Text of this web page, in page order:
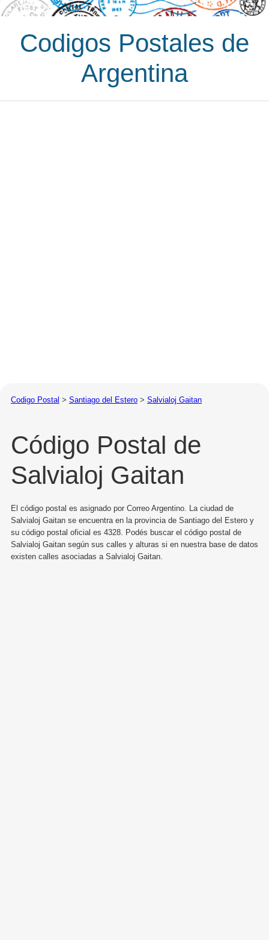
Codigos Postales de
Argentina
Codigo Postal > Santiago del Estero > Salvialoj Gaitan
Código Postal de
Salvialoj Gaitan
El código postal es asignado por Correo Argentino. La ciudad de
Salvialoj Gaitan se encuentra en la provincia de Santiago del Estero y
su código postal oficial es 4328. Podés buscar el código postal de
Salvialoj Gaitan según sus calles y alturas si en nuestra base de datos
existen calles asociadas a Salvialoj Gaitan.